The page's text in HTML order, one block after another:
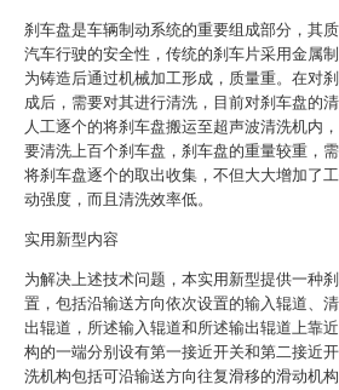
刹车盘是车辆制动系统的重要组成部分，其
汽车行驶的安全性，传统的刹车片采用金属
为铸造后通过机械加工形成，质量重。在对
成后，需要对其进行清洗，目前对刹车盘的
人工逐个的将刹车盘搬运至超声波清洗机内
要清洗上百个刹车盘，刹车盘的重量较重，
将刹车盘逐个的取出收集，不但大大增加了
动强度，而且清洗效率低。
实用新型内容
为解决上述技术问题，本实用新型提供一种
置，包括沿输送方向依次设置的输入辊道、
出辊道，所述输入辊道和所述输出辊道上靠
构的一端分别设有第一接近开关和第二接近
洗机构包括可沿输送方向往复滑移的滑动机